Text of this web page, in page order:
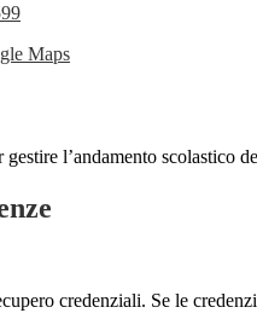
Maps
l’andamento scolastico
credenziali. Se le